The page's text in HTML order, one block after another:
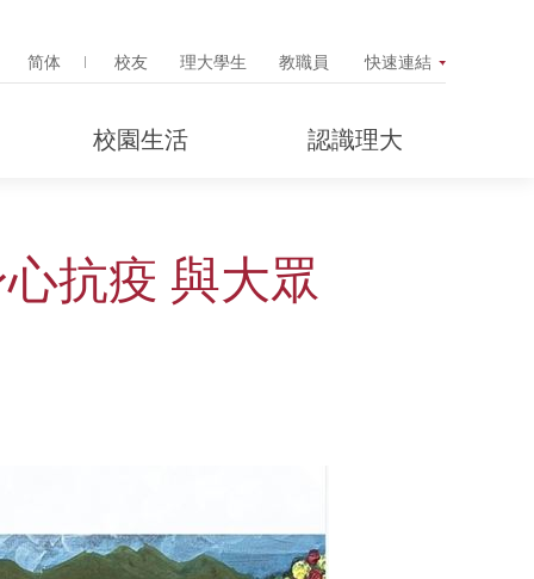
Popup
简体 校友 理大學生 教職員 快速連結
校園生活 認識理大
抗疫 與大眾